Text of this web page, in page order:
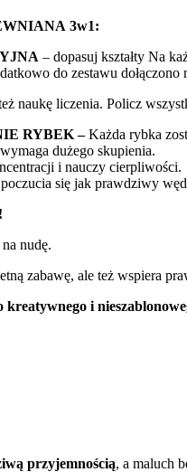
3w1:
– dopasuj kształty Na
do zestawu dołączono
naukę liczenia. Policz
RYBEK –Każda rybka
dużego skupienia.
i nauczy cierpliwości.
się jak prawdziwy
nudę.
zabawę, ale też wspiera
i
przyjemnością, a maluch